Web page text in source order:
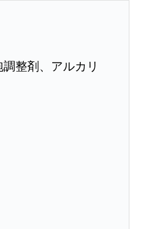
整剤、アルカリ